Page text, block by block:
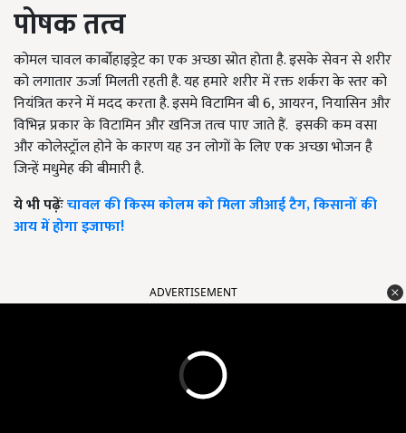
पोषक तत्व
कोमल चावल कार्बोहाइड्रेट का एक अच्छा स्रोत होता है. इसके सेवन से शरीर
को लगातार ऊर्जा मिलती रहती है. यह हमारे शरीर में रक्त शर्करा के स्तर को
नियंत्रित करने में मदद करता है. इसमे विटामिन बी 6,आयरन,नियासिन और
विभिन्न प्रकार के विटामिन और खनिज तत्व पाए जाते हैं. इसकी कम वसा
और कोलेस्ट्रॉल होने के कारण यह उन लोगों के लिए एक अच्छा भोजन है
जिन्हें मधुमेह की बीमारी है.
ये भी पढ़ेंःचावल की किस्म कोलम को मिला जीआई टैग, किसानों की
आय में होगा इजाफा!
ADVERTISEMENT